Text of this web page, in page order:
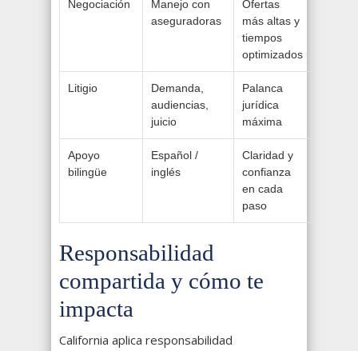
Negociación
Manejo con
aseguradoras
Ofertas
más altas y
tiempos
optimizados
Litigio
Demanda,
audiencias,
juicio
Palanca
jurídica
máxima
Apoyo
bilingüe
Español /
inglés
Claridad y
confianza
en cada
paso
Responsabilidad
compartida y cómo te
impacta
California aplica responsabilidad